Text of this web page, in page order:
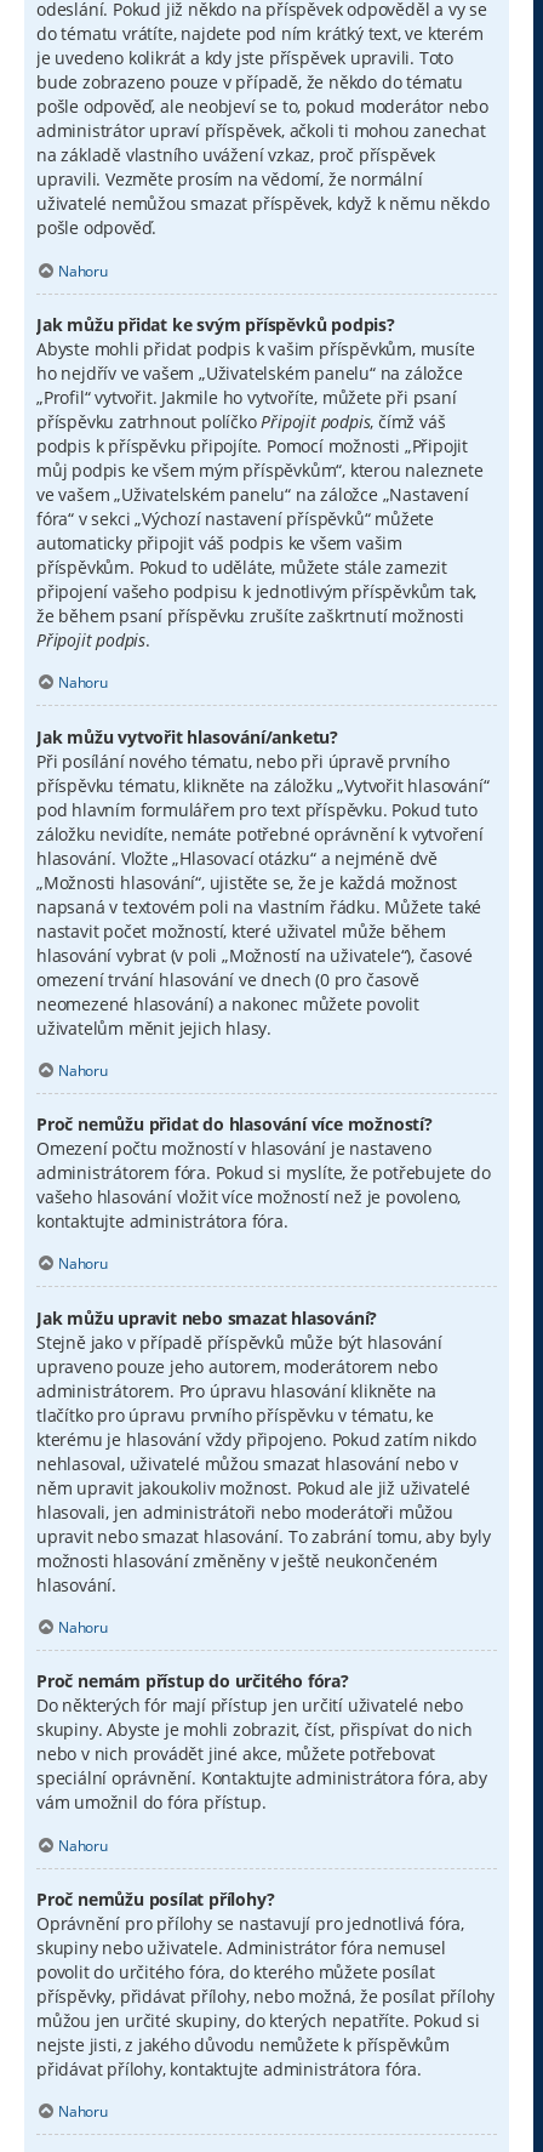
odeslání. Pokud již někdo na příspěvek odpověděl a vy se
do tématu vrátíte, najdete pod ním krátký text, ve kterém
je uvedeno kolikrát a kdy jste příspěvek upravili. Toto
bude zobrazeno pouze v případě, že někdo do tématu
pošle odpověď, ale neobjeví se to, pokud moderátor nebo
administrátor upraví příspěvek, ačkoli ti mohou zanechat
na základě vlastního uvážení vzkaz, proč příspěvek
upravili. Vezměte prosím na vědomí, že normální
uživatelé nemůžou smazat příspěvek, když k němu někdo
pošle odpověď.
Nahoru
Jak můžu přidat ke svým příspěvků podpis?
Abyste mohli přidat podpis k vašim příspěvkům, musíte
ho nejdřív ve vašem „Uživatelském panelu“ na záložce
„Profil“ vytvořit. Jakmile ho vytvoříte, můžete při psaní
příspěvku zatrhnout políčkoPřipojit podpis, čímž váš
podpis k příspěvku připojíte. Pomocí možnosti „Připojit
můj podpis ke všem mým příspěvkům“, kterou naleznete
ve vašem „Uživatelském panelu“ na záložce „Nastavení
fóra“ v sekci „Výchozí nastavení příspěvků“ můžete
automaticky připojit váš podpis ke všem vašim
příspěvkům. Pokud to uděláte, můžete stále zamezit
připojení vašeho podpisu k jednotlivým příspěvkům tak,
že během psaní příspěvku zrušíte zaškrtnutí možnosti
Připojit podpis.
Nahoru
Jak můžu vytvořit hlasování/anketu?
Při posílání nového tématu, nebo při úpravě prvního
příspěvku tématu, klikněte na záložku „Vytvořit hlasování“
pod hlavním formulářem pro text příspěvku. Pokud tuto
záložku nevidíte, nemáte potřebné oprávnění k vytvoření
hlasování. Vložte „Hlasovací otázku“ a nejméně dvě
„Možnosti hlasování“, ujistěte se, že je každá možnost
napsaná v textovém poli na vlastním řádku. Můžete také
nastavit počet možností, které uživatel může během
hlasování vybrat (v poli „Možností na uživatele“), časové
omezení trvání hlasování ve dnech (0 pro časově
neomezené hlasování) a nakonec můžete povolit
uživatelům měnit jejich hlasy.
Nahoru
Proč nemůžu přidat do hlasování více možností?
Omezení počtu možností v hlasování je nastaveno
administrátorem fóra. Pokud si myslíte, že potřebujete do
vašeho hlasování vložit více možností než je povoleno,
kontaktujte administrátora fóra.
Nahoru
Jak můžu upravit nebo smazat hlasování?
Stejně jako v případě příspěvků může být hlasování
upraveno pouze jeho autorem, moderátorem nebo
administrátorem. Pro úpravu hlasování klikněte na
tlačítko pro úpravu prvního příspěvku v tématu, ke
kterému je hlasování vždy připojeno. Pokud zatím nikdo
nehlasoval, uživatelé můžou smazat hlasování nebo v
něm upravit jakoukoliv možnost. Pokud ale již uživatelé
hlasovali, jen administrátoři nebo moderátoři můžou
upravit nebo smazat hlasování. To zabrání tomu, aby byly
možnosti hlasování změněny v ještě neukončeném
hlasování.
Nahoru
Proč nemám přístup do určitého fóra?
Do některých fór mají přístup jen určití uživatelé nebo
skupiny. Abyste je mohli zobrazit, číst, přispívat do nich
nebo v nich provádět jiné akce, můžete potřebovat
speciální oprávnění. Kontaktujte administrátora fóra, aby
vám umožnil do fóra přístup.
Nahoru
Proč nemůžu posílat přílohy?
Oprávnění pro přílohy se nastavují pro jednotlivá fóra,
skupiny nebo uživatele. Administrátor fóra nemusel
povolit do určitého fóra, do kterého můžete posílat
příspěvky, přidávat přílohy, nebo možná, že posílat přílohy
můžou jen určité skupiny, do kterých nepatříte. Pokud si
nejste jisti, z jakého důvodu nemůžete k příspěvkům
přidávat přílohy, kontaktujte administrátora fóra.
Nahoru